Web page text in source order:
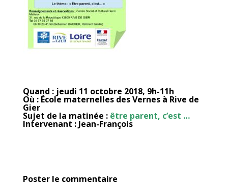
Quand : jeudi 11 octobre 2018, 9h-11h
Où : École maternelles des Vernes à Rive de
Gier
Sujet de la matinée : être parent, c’est …
Intervenant : Jean-François
Poster le commentaire